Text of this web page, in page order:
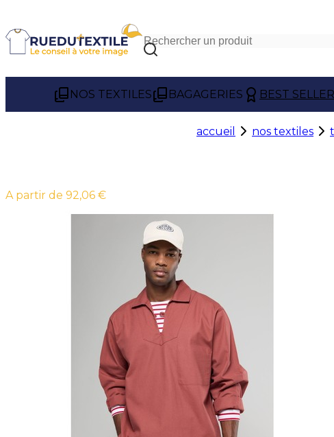
NOS TEXTILES BAGAGERIES BEST
accueil nos textiles
À partir de 92,06 €